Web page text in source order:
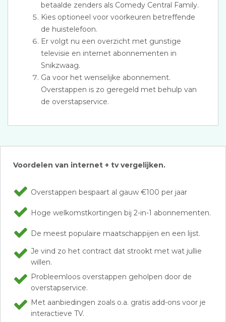
betaalde zenders als Comedy Central Family.
Kies optioneel voor voorkeuren betreffende
de huistelefoon.
Er volgt nu een overzicht met gunstige
televisie en internet abonnementen in
Snikzwaag.
Ga voor het wenselijke abonnement.
Overstappen is zo geregeld met behulp van
de overstapservice.
Voordelen van internet + tv vergelijken.
Overstappen bespaart al gauw €100 per jaar
Hoge welkomstkortingen bij 2-in-1 abonnementen.
De meest populaire maatschappijen en een lijst.
Je vind zo het contract dat strookt met wat jullie
willen.
Probleemloos overstappen geholpen door de
overstapservice.
Met aanbiedingen zoals o.a. gratis add-ons voor je
interactieve TV.